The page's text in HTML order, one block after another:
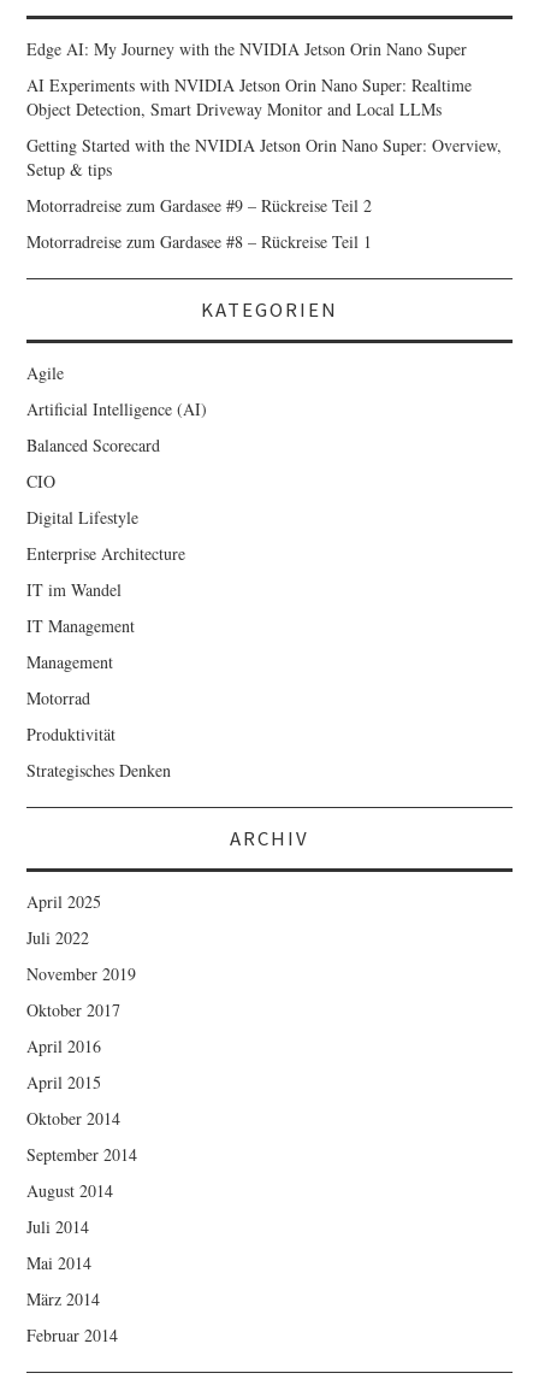
Edge AI: My Journey with the NVIDIA Jetson Orin Nano Super
AI Experiments with NVIDIA Jetson Orin Nano Super: Realtime
Object Detection, Smart Driveway Monitor and Local LLMs
Getting Started with the NVIDIA Jetson Orin Nano Super: Overview,
Setup & tips
Motorradreise zum Gardasee #9 – Rückreise Teil 2
Motorradreise zum Gardasee #8 – Rückreise Teil 1
KATEGORIEN
Agile
Artificial Intelligence (AI)
Balanced Scorecard
CIO
Digital Lifestyle
Enterprise Architecture
IT im Wandel
IT Management
Management
Motorrad
Produktivität
Strategisches Denken
ARCHIV
April 2025
Juli 2022
November 2019
Oktober 2017
April 2016
April 2015
Oktober 2014
September 2014
August 2014
Juli 2014
Mai 2014
März 2014
Februar 2014